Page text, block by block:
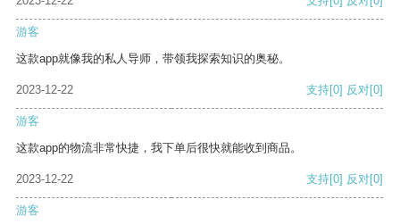
游客
这款app就像我的私人导师，带领我探索知识的奥秘。
2023-12-22 支持[0] 反对[0]
游客
这款app的物流非常快捷，我下单后很快就能收到商品。
2023-12-22 支持[0] 反对[0]
游客